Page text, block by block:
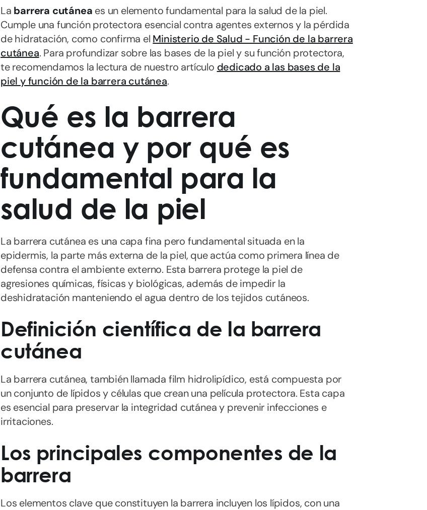
La barrera cutánea es un elemento fundamental para la salud de la piel.
Cumple una función protectora esencial contra agentes externos y la pérdida
de hidratación, como confirma el Ministerio de Salud - Función de la barrera
cutánea. Para profundizar sobre las bases de la piel y su función protectora,
te recomendamos la lectura de nuestro artículo dedicado a las bases de la
piel y función de la barrera cutánea.
Qué es la barrera
cutánea y por qué es
fundamental para la
salud de la piel
La barrera cutánea es una capa fina pero fundamental situada en la
epidermis, la parte más externa de la piel, que actúa como primera línea de
defensa contra el ambiente externo. Esta barrera protege la piel de
agresiones químicas, físicas y biológicas, además de impedir la
deshidratación manteniendo el agua dentro de los tejidos cutáneos.
Definición científica de la barrera
cutánea
La barrera cutánea, también llamada film hidrolipídico, está compuesta por
un conjunto de lípidos y células que crean una película protectora. Esta capa
es esencial para preservar la integridad cutánea y prevenir infecciones e
irritaciones.
Los principales componentes de la
barrera
Los elementos clave que constituyen la barrera incluyen los lípidos, con una